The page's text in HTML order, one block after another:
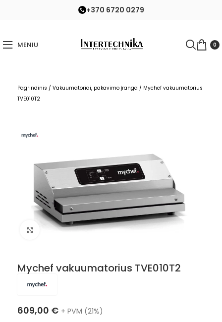
+370 6720 0279
MENIU 0
Pagrindinis / Vakuumatoriai, pakavimo įranga / Mychef vakuumatorius
TVE010T2
Nuotraukos padidinimas
Mychef vakuumatorius TVE010T2
609,00 € + PVM (21%)